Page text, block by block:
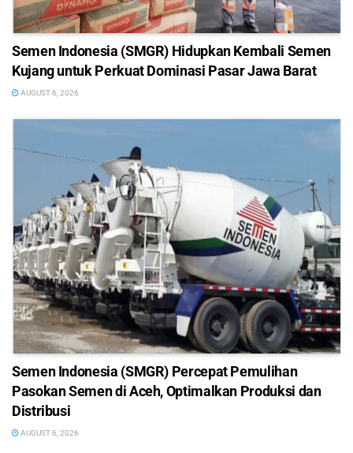
Semen Indonesia (SMGR) Hidupkan Kembali Semen
Kujang untuk Perkuat Dominasi Pasar Jawa Barat
AUGUST 6, 2026
Semen Indonesia (SMGR) Percepat Pemulihan
Pasokan Semen di Aceh, Optimalkan Produksi dan
Distribusi
AUGUST 6, 2026